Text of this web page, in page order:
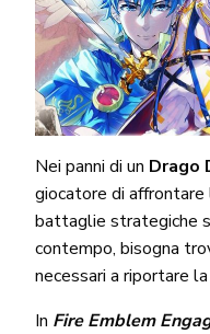
Nei panni di un Drago
giocatore di
battaglie strategiche
contempo, bisogna
necessari a riportare
In Fire Emblem